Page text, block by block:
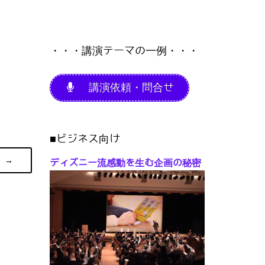
→
・・・講演テーマの一例・・・
講演依頼・問合せ
■ビジネス向け
ディズニー流感動を生む企画の秘密